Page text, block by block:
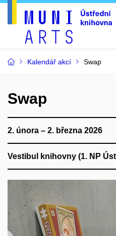
Kalendář akcí Swap
Swap
2. února – 2. března 2026
Vestibul knihovny (1. NP